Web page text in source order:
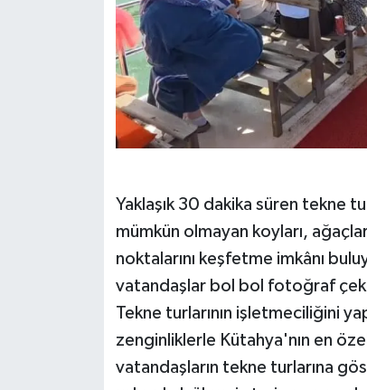
Yaklaşık 30 dakika süren tekne
mümkün olmayan koyları,
noktalarını keşfetme imkânı
vatandaşlar bol bol fotoğraf
Tekne turlarının işletmeciliğini
zenginliklerle Kütahya'nın en
vatandaşların tekne turlarına